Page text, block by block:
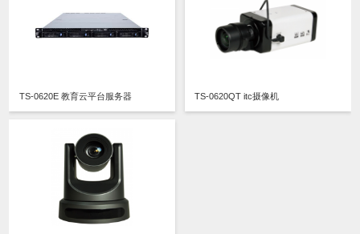
TS-0620E 教育云平台服务器 TS-0620QT itc摄像机